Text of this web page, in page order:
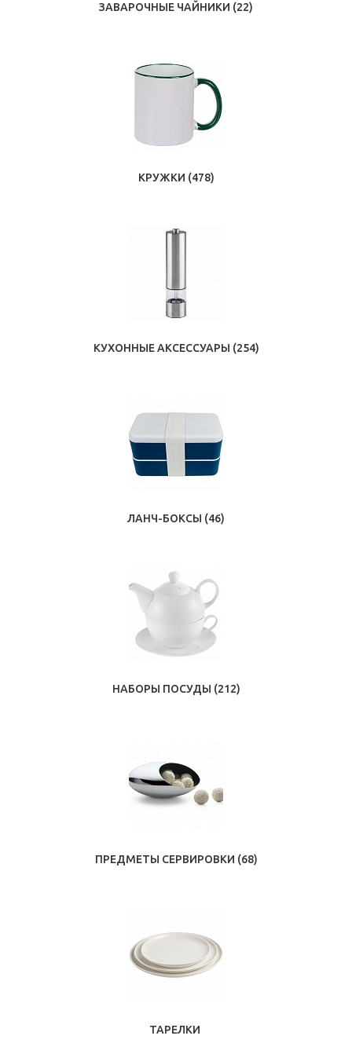
ЗАВАРОЧНЫЕ ЧАЙНИКИ (22)
КРУЖКИ (478)
КУХОННЫЕ АКСЕССУАРЫ (254)
ЛАНЧ-БОКСЫ (46)
НАБОРЫ ПОСУДЫ (212)
ПРЕДМЕТЫ СЕРВИРОВКИ (68)
ТАРЕЛКИ